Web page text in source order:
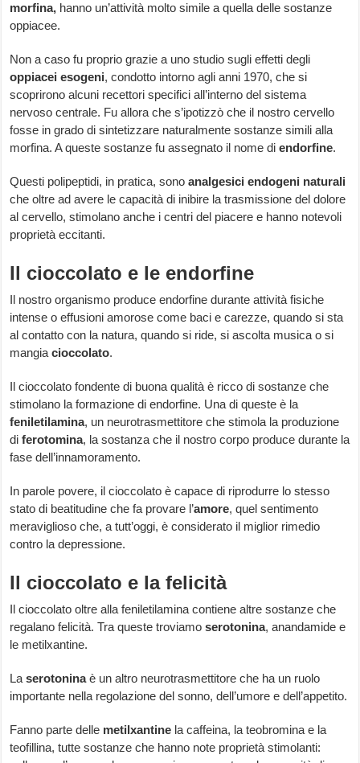
morfina, hanno un’attività molto simile a quella delle sostanze
oppiacee.
Non a caso fu proprio grazie a uno studio sugli effetti degli
oppiacei esogeni, condotto intorno agli anni 1970, che si
scoprirono alcuni recettori specifici all’interno del sistema
nervoso centrale. Fu allora che s’ipotizzò che il nostro cervello
fosse in grado di sintetizzare naturalmente sostanze simili alla
morfina. A queste sostanze fu assegnato il nome diendorfine.
Questi polipeptidi, in pratica, sonoanalgesici endogeni naturali
che oltre ad avere le capacità di inibire la trasmissione del dolore
al cervello, stimolano anche i centri del piacere e hanno notevoli
proprietà eccitanti.
Il cioccolato e le endorfine
Il nostro organismo produce endorfine durante attività fisiche
intense o effusioni amorose come baci e carezze, quando si sta
al contatto con la natura, quando si ride, si ascolta musica o si
mangia cioccolato.
Il cioccolato fondente di buona qualità è ricco di sostanze che
stimolano la formazione di endorfine. Una di queste è la
feniletilamina, un neurotrasmettitore che stimola la produzione
diferotomina, la sostanza che il nostro corpo produce durante la
fase dell’innamoramento.
In parole povere, il cioccolato è capace di riprodurre lo stesso
stato di beatitudine che fa provare l’amore, quel sentimento
meraviglioso che, a tutt’oggi, è considerato il miglior rimedio
contro la depressione.
Il cioccolato e la felicità
Il cioccolato oltre alla feniletilamina contiene altre sostanze che
regalano felicità. Tra queste troviamoserotonina, anandamide e
le metilxantine.
Laserotoninaè un altro neurotrasmettitore che ha un ruolo
importante nella regolazione del sonno, dell’umore e dell’appetito.
Fanno parte delle metilxantine la caffeina, la teobromina e la
teofillina, tutte sostanze che hanno note proprietà stimolanti: